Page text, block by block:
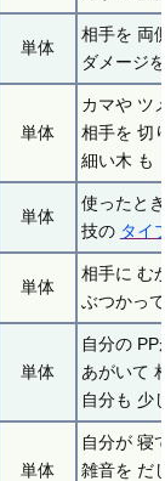
単体
相手を 両
ダメージ
単体
カマや ツ
相手を 切
細い木 も
単体
使ったと
技の タイ
単体
相手に む
ぶつかっ
単体
自分の
あがいて
自分も 少
単体
自分が 寝
雑音を だ